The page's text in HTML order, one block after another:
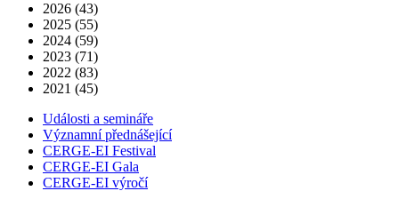
2026 (43)
2025 (55)
2024 (59)
2023 (71)
2022 (83)
2021 (45)
Události a semináře
Významní přednášející
CERGE-EI Festival
CERGE-EI Gala
CERGE-EI výročí